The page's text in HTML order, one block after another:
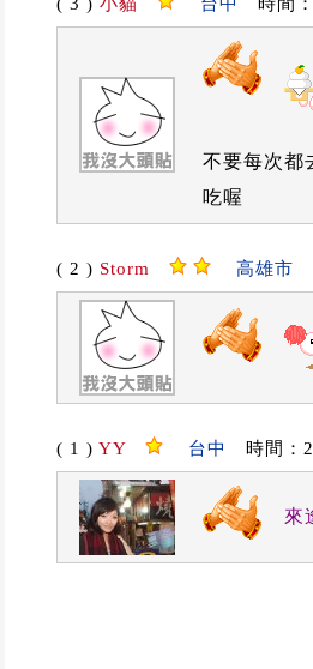
不要每次都
吃喔
( 2 ) Storm 高雄市
( 1 ) YY 台中 時間：
來